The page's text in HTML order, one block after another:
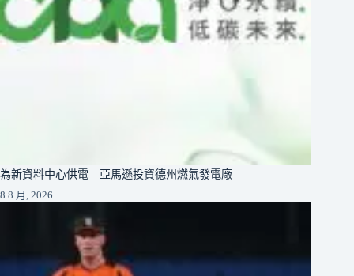
為新資料中心供電 亞馬遜投資德州燃氣發電廠
8 8 月, 2026